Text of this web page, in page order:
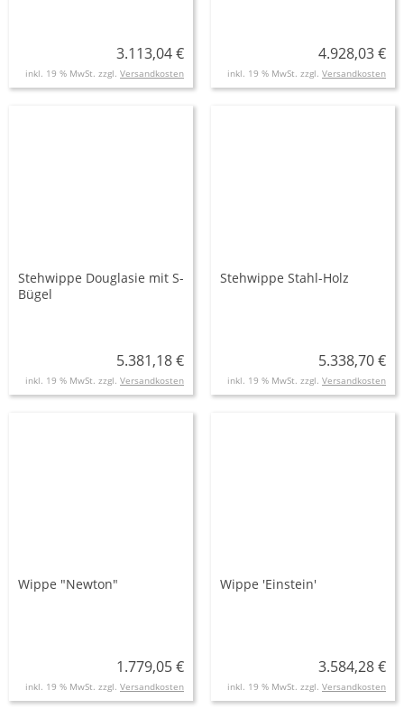
3.113,04 €
inkl. 19 % MwSt. zzgl. Versandkosten
4.928,03 €
inkl. 19 % MwSt. zzgl. Versandkosten
Stehwippe Douglasie mit S-
Bügel
5.381,18 €
inkl. 19 % MwSt. zzgl. Versandkosten
Stehwippe Stahl-Holz
5.338,70 €
inkl. 19 % MwSt. zzgl. Versandkosten
Wippe "Newton"
1.779,05 €
inkl. 19 % MwSt. zzgl. Versandkosten
Wippe 'Einstein'
3.584,28 €
inkl. 19 % MwSt. zzgl. Versandkosten